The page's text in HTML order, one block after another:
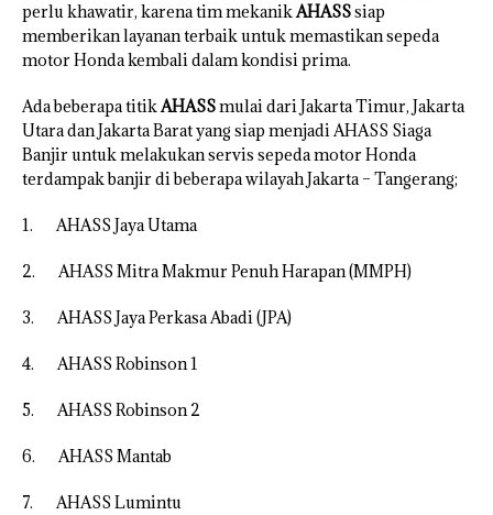
perlu khawatir, karena tim mekanikAHASSsiap
memberikan layanan terbaik untuk memastikan sepeda
motor Honda kembali dalam kondisi prima.
Ada beberapa titikAHASSmulai dari Jakarta Timur, Jakarta
Utara dan Jakarta Barat yang siap menjadi AHASS Siaga
Banjir untuk melakukan servis sepeda motor Honda
terdampak banjir di beberapa wilayah Jakarta – Tangerang;
1. AHASS Jaya Utama
2. AHASS Mitra Makmur Penuh Harapan (MMPH)
3. AHASS Jaya Perkasa Abadi (JPA)
4. AHASS Robinson 1
5. AHASS Robinson 2
6. AHASS Mantab
7. AHASS Lumintu